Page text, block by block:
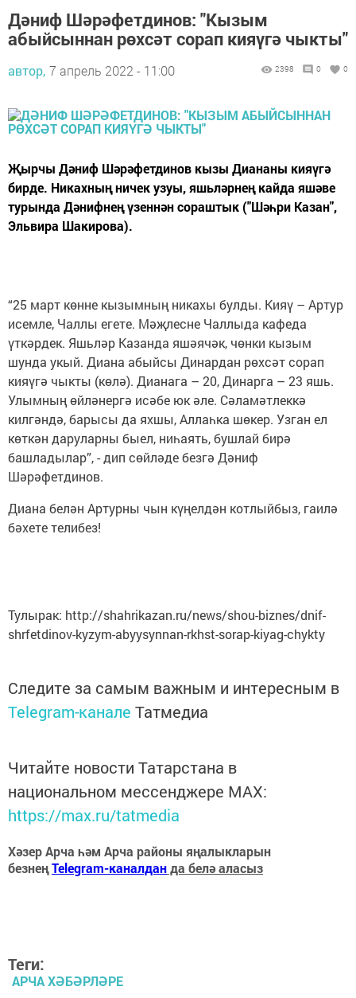
Дәниф Шәрәфетдинов: "Кызым
абыйсыннан рөхсәт сорап кияүгә чыкты"
автор, 7 апрель 2022 - 11:00 2398 0 0
Җырчы Дәниф Шәрәфетдинов кызы Диананы кияүгә
бирде. Никахның ничек узуы, яшьләрнең кайда яшәве
турында Дәнифнең үзеннән сораштык ("Шәһри Казан",
Эльвира Шакирова).
“25 март көнне кызымның никахы булды. Кияү – Артур
исемле, Чаллы егете. Мәҗлесне Чаллыда кафеда
үткәрдек. Яшьләр Казанда яшәячәк, чөнки кызым
шунда укый. Диана абыйсы Динардан рөхсәт сорап
кияүгә чыкты (көлә). Дианага – 20, Динарга – 23 яшь.
Улымның өйләнергә исәбе юк әле. Сәламәтлеккә
килгәндә, барысы да яхшы, Аллаһка шөкер. Узган ел
көткән даруларны быел, ниһаять, бушлай бирә
башладылар”, - дип сөйләде безгә Дәниф
Шәрәфетдинов.
Диана белән Артурны чын күңелдән котлыйбыз, гаилә
бәхете телибез!
Тулырак: http://shahrikazan.ru/news/shou-biznes/dnif-
shrfetdinov-kyzym-abyysynnan-rkhst-sorap-kiyag-chykty
Следите за самым важным и интересным в
Telegram-канале Татмедиа
Читайте новости Татарстана в
национальном мессенджере MАХ:
https://max.ru/tatmedia
Хәзер Арча һәм Арча районы яңалыкларын
безнеңTelegram-каналданда белә аласыз
Теги:
АРЧА ХӘБӘРЛӘРЕ